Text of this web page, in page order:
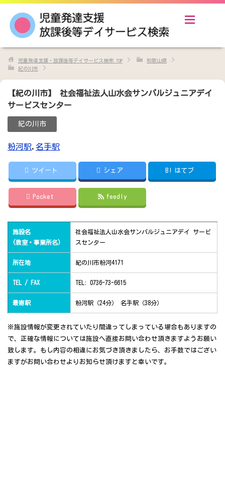
児童発達支援・放課後等デイサービス検索 TOP
和歌山県
紀の川市
【紀の川市】 社会福祉法人山水会サンパルジュニアデイ
サービスセンター
紀の川市
粉河駅, 名手駅
ツイート シェア B! はてブ
Pocket feedly
施設名
(教室・事業所名)
社会福祉法人山水会サンパルジュニアデイ サービ
スセンター
所在地 紀の川市粉河4171
TEL / FAX TEL: 0736-73-6615
最寄駅 粉河駅（24分） 名手駅（38分）
※施設情報が変更されていたり間違ってしまっている場合もありますの
で、正確な情報については施設へ直接お問い合わせ頂きますようお願い
致します。もし内容の相違にお気づき頂きましたら、お手数ではござい
ますがお問い合わせよりお知らせ頂けますと幸いです。